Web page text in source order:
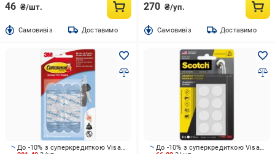
46 ₴/шт.
Cамовивіз Доставимо
270 ₴/уп.
Cамовивіз Доставимо
До -10% з суперкредиткою Visa Вигода До -10% з суперкредиткою Visa Вигода